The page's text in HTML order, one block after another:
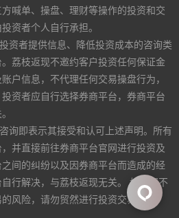
喊单、操盘、理财等操作的投资和交
资者个人自行承担。
资者提供信息、降低投资成本的咨询类
荔枝返现不邀约客户投资任何保证金
户信息，不代理任何交易操盘行为，
资者应自行选择券商平台，券商平台
询即表示其接受和认可上述声明。所有
并直接前往券商平台官网进行投资及
间的纠纷以及因券商平台而造成的经
行解决，与荔枝返现无关。 如果您不
风险，请勿贸然进行投资交易。